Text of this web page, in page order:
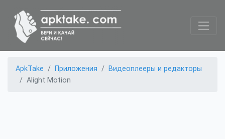
ApkTake Приложения
Видеоплееры и редакторы
Alight Motion